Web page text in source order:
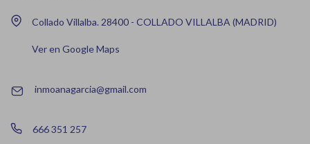
Collado Villalba. 28400 - COLLADO VILLALBA (MADRID)
Ver en Google Maps
inmoanagarcia@gmail.com
666 351 257